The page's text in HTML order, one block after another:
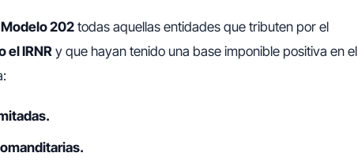
Modelo 202 todas aquellas entidades que tributen por el
el IRNR y que hayan tenido una base imponible positiva en el